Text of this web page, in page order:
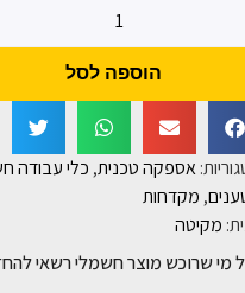
הוספה לסל
אספקה טכנית, כלי עבודה
, מקדחות
מקיטה
מי שרוכש מוצר חשמלי רשאי